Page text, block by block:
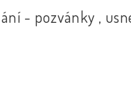
- pozvánky ,